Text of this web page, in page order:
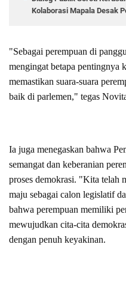
Kolaborasi Mapala Desak
"Sebagai perempuan di
mengingat betapa pentingnya
memastikan suara-suara
baik di parlemen," tegas
Ia juga menegaskan bahwa
semangat dan keberanian
proses demokrasi. "Kita telah
maju sebagai calon legislatif
bahwa perempuan memiliki
mewujudkan cita-cita
dengan penuh keyakinan.